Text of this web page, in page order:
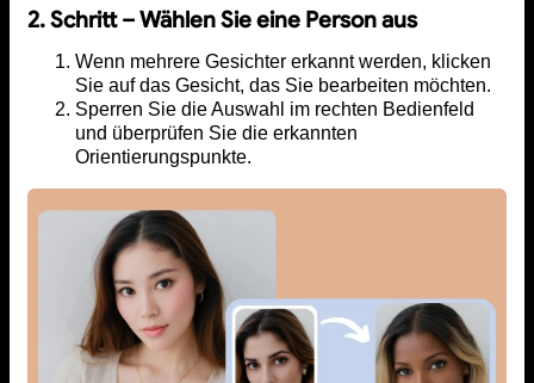
2. Schritt – Wählen Sie eine Person aus
Wenn mehrere Gesichter erkannt werden, klicken
Sie auf das Gesicht, das Sie bearbeiten möchten.
Sperren Sie die Auswahl im rechten Bedienfeld
und überprüfen Sie die erkannten
Orientierungspunkte.